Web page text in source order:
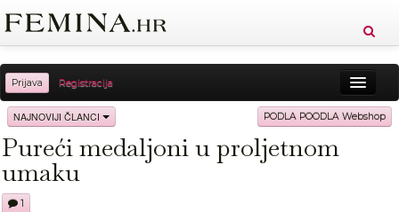
Prijava Registracija
Sreća Zdravlje Vitkost
Moda Ljubav Relax Putovanja Recepti
NAJNOVIJI ČLANCI PODLA POODLA Webshop
Pureći medaljoni u proljetnom
umaku
1